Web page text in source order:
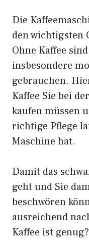
Die
den wichtigsten
Ohne Kaffee
insbesondere
gebrauchen.
Kaffee Sie bei
kaufen müssen
richtige Pflege
Maschine hat.
Damit das
geht und Sie
beschwören
ausreichend
Kaffee ist genug?